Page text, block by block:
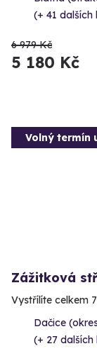
(+ 41 dalších
6 979 Kč
5 180 Kč
Volný termín
Zážitková
Vystřílíte celkem
Dačice
(+ 27 dalších